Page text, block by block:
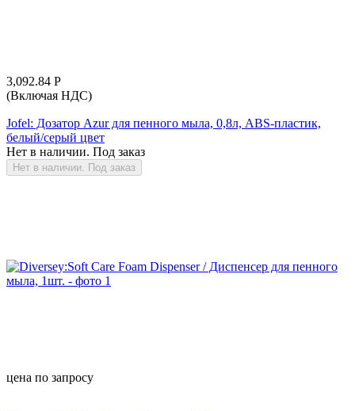
3,092.84 Р
(Включая НДС)
Jofel: Дозатор Azur для пенного мыла, 0,8л, ABS-пластик,
белый/серый цвет
Нет в наличии. Под заказ
Нет в наличии. Под заказ
цена по запросу